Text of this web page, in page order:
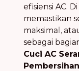
efisiensi AC.
memastikan
maksimal,
sebagai
Cuci AC